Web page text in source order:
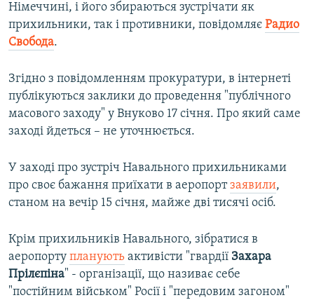
Німеччині, і його збираються зустрічати як
прихильники, так і противники, повідомляє​ Радио
Свобода.
Згідно з повідомленням прокуратури, в інтернеті
публікуються заклики до проведення "публічного
масового заходу" у Внуково 17 січня. Про який саме
заході йдеться – не уточнюється.
У заході про зустріч Навального прихильниками
про своє бажання приїхати в аеропортзаявили,
станом на вечір 15 січня, майже дві тисячі осіб.
Крім прихильників Навального, зібратися в
аеропорту планують активісти "гвардії Захара
Прілєпіна" - організації, що називає себе
"постійним військом" Росії і "передовим загоном"